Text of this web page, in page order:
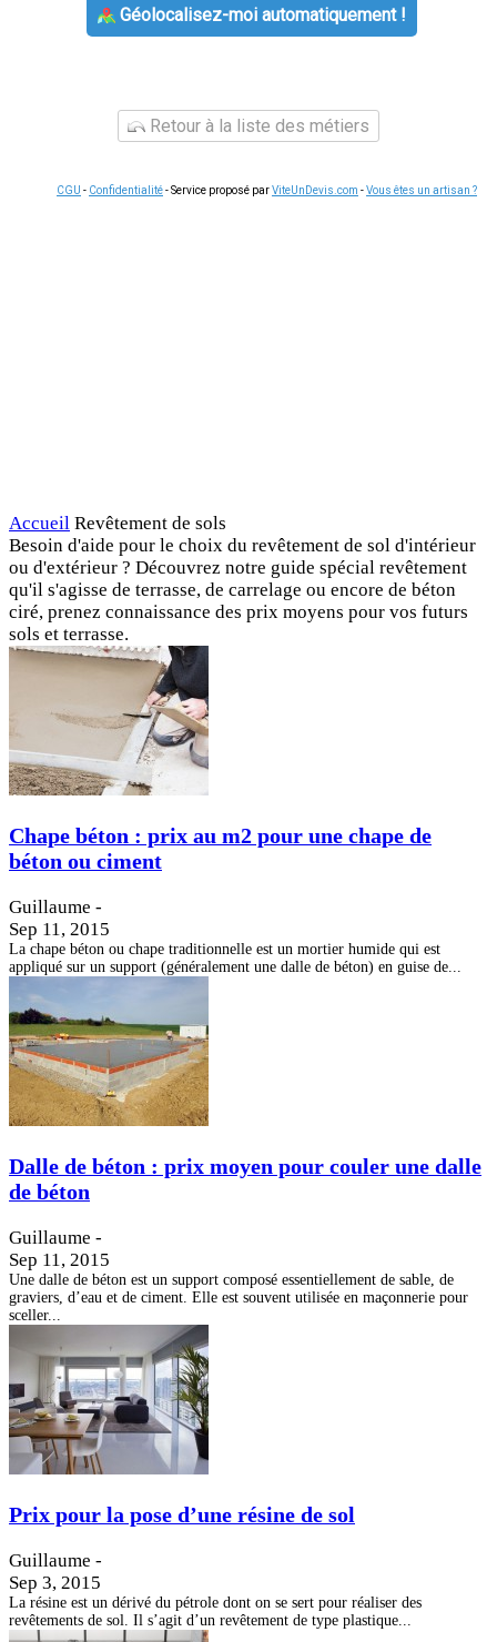
Géolocalisez-moi automatiquement !
Retour à la liste des métiers
CGU - Confidentialité- Service proposé parViteUnDevis.com -Vous êtes un artisan ?
Accueil Revêtement de sols
Besoin d'aide pour le choix du revêtement de sol d'intérieur
ou d'extérieur ? Découvrez notre guide spécial revêtement
qu'il s'agisse de terrasse, de carrelage ou encore de béton
ciré, prenez connaissance des prix moyens pour vos futurs
sols et terrasse.
Chape béton : prix au m2 pour une chape de
béton ou ciment
Guillaume -
Sep 11, 2015
La chape béton ou chape traditionnelle est un mortier humide qui est
appliqué sur un support (généralement une dalle de béton) en guise de...
Dalle de béton : prix moyen pour couler une dalle
de béton
Guillaume -
Sep 11, 2015
Une dalle de béton est un support composé essentiellement de sable, de
graviers, d’eau et de ciment. Elle est souvent utilisée en maçonnerie pour
sceller...
Prix pour la pose d’une résine de sol
Guillaume -
Sep 3, 2015
La résine est un dérivé du pétrole dont on se sert pour réaliser des
revêtements de sol. Il s’agit d’un revêtement de type plastique...